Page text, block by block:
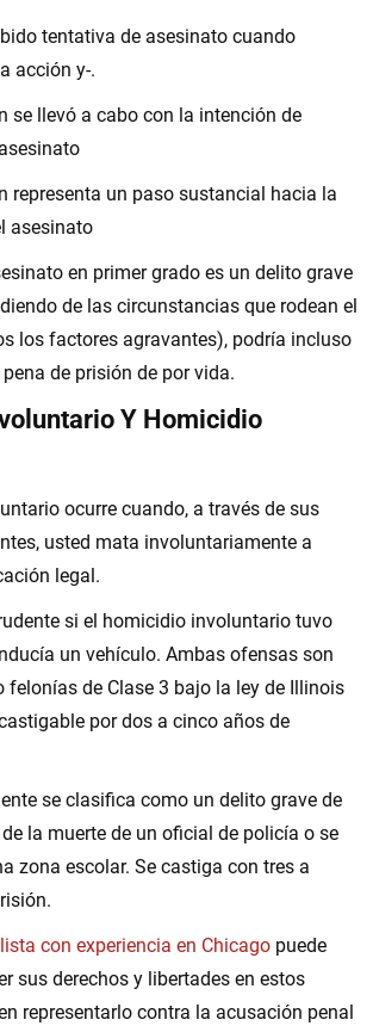
tentativa de asesinato cuando
acción y-.
se llevó a cabo con la intención de
representa un paso sustancial hacia la
asesinato
en primer grado es un delito grave
de las circunstancias que rodean el
los factores agravantes), podría incluso
de prisión de por vida.
Y Homicidio
ocurre cuando, a través de sus
usted mata involuntariamente a
legal.
si el homicidio involuntario tuvo
un vehículo. Ambas ofensas son
de Clase 3 bajo la ley de Illinois
por dos a cinco años de
se clasifica como un delito grave de
la muerte de un oficial de policía o se
zona escolar. Se castiga con tres a
con experiencia en Chicago puede
sus derechos y libertades en estos
representarlo contra la acusación penal